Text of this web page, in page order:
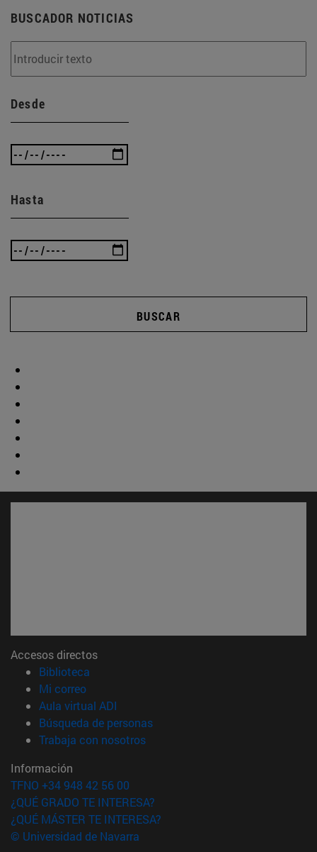
BUSCADOR NOTICIAS
Desde
Hasta
BUSCAR
Accesos directos
Biblioteca
Mi correo(abre en nueva ventana)
Aula virtual ADI
Búsqueda de personas(abre en nueva ventana)
Trabaja con nosotros(abre en nueva ventana)
Información
TFNO +34 948 42 56 00
¿QUÉ GRADO TE INTERESA?
¿QUÉ MÁSTER TE INTERESA?
© Universidad de Navarra